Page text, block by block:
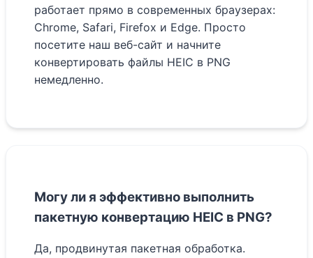
работает прямо в современных браузерах:
Chrome, Safari, Firefox и Edge. Просто
посетите наш веб-сайт и начните
конвертировать файлы HEIC в PNG
немедленно.
Могу ли я эффективно выполнить
пакетную конвертацию HEIC в PNG?
Да, продвинутая пакетная обработка.